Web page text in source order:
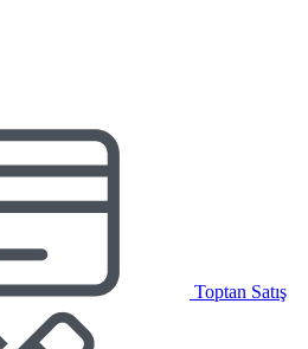
Toptan Satış